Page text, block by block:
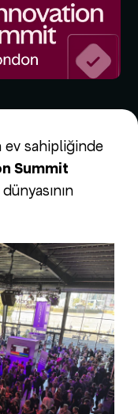
ev sahipliğinde
Summit